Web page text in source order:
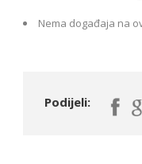
Nema događaja na
Podijeli: